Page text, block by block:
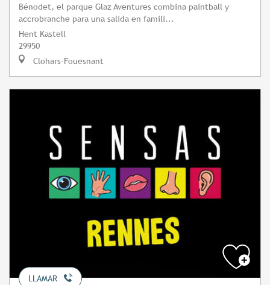
Bénodet, el parque Glaz Aventures combina paintball y
accrobranche para una salida en famili...
Hent Kastell
29950
Clohars-Fouesnant
LLAMAR